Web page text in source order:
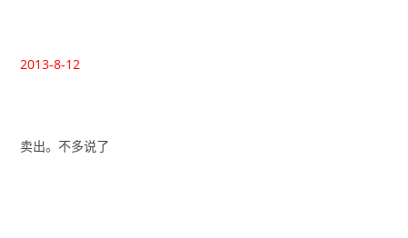
2013-8-12
卖出。不多说了